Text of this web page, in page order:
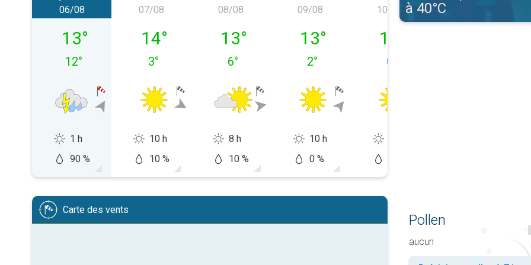
jeudi 06/08
06/08
13°
12°
1 h
90 %
vendredi 07/08
07/08
14°
3°
10 h
10 %
samedi 08/08
08/08
13°
6°
8 h
10 %
dimanche 09/08
09/08
13°
2°
10 h
0 %
lundi 10/08
10/08
11
0
à 40°C
Carte des vents
Pollen
aucun